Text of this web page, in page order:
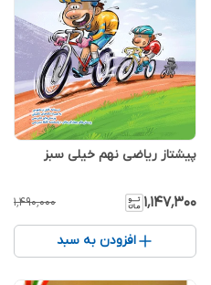
پیشتاز ریاضی نهم خیلی سبز
۱٬۱۴۷٬۳۰۰ ۱٬۴۹۰٬۰۰۰
افزودن به سبد